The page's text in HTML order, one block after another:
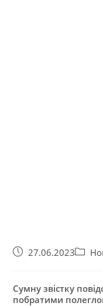
27.06.2023
Сумну звістку
побратими